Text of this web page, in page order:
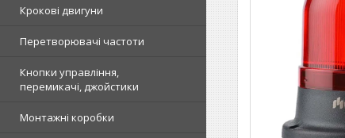
Крокові двигуни
Перетворювачі частоти
Кнопки управління,
перемикачі, джойстики
Монтажні коробки